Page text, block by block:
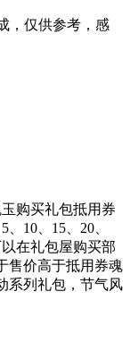
，仅供参考，感
购买礼包抵用券
10、15、20、
在礼包屋购买部
售价高于抵用券魂
系列礼包，节气风